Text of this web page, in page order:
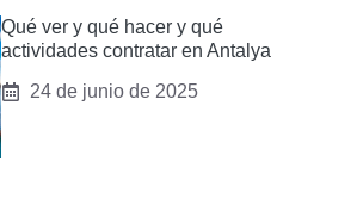
Qué ver y qué hacer y qué
actividades contratar en Antalya
24 de junio de 2025